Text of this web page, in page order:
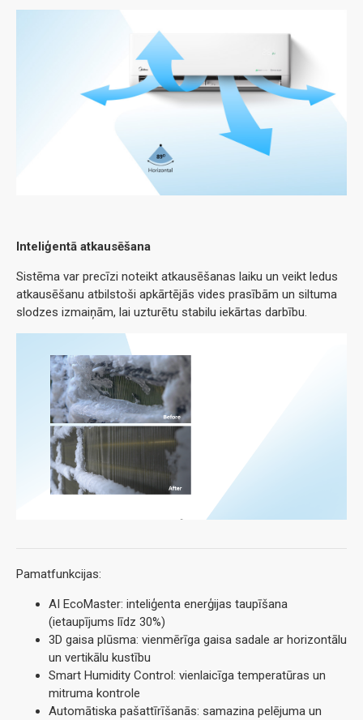
Inteliģentā atkausēšana
Sistēma var precīzi noteikt atkausēšanas laiku un veikt ledus
atkausēšanu atbilstoši apkārtējās vides prasībām un siltuma
slodzes izmaiņām, lai uzturētu stabilu iekārtas darbību.
Pamatfunkcijas:
AI EcoMaster: inteliģenta enerģijas taupīšana
(ietaupījums līdz 30%)
3D gaisa plūsma: vienmērīga gaisa sadale ar horizontālu
un vertikālu kustību
Smart Humidity Control: vienlaicīga temperatūras un
mitruma kontrole
Automātiska pašattīrīšanās: samazina pelējuma un